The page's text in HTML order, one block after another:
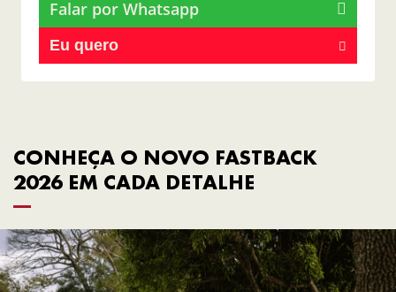
Falar por Whatsapp
Eu quero
CONHEÇA O NOVO FASTBACK
2026 EM CADA DETALHE